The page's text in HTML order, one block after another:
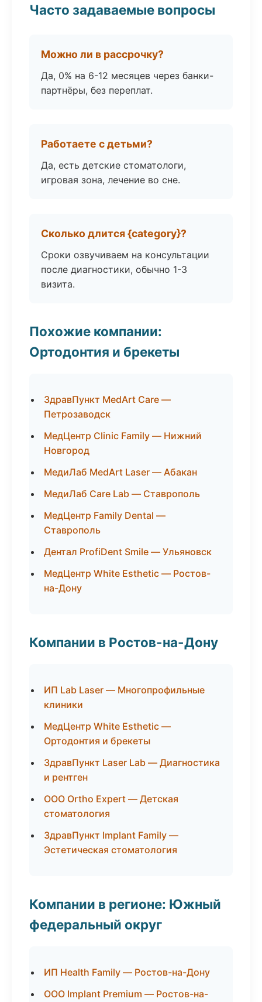
Часто задаваемые вопросы
Можно ли в рассрочку?
Да, 0% на 6-12 месяцев через банки-
партнёры, без переплат.
Работаете с детьми?
Да, есть детские стоматологи,
игровая зона, лечение во сне.
Сколько длится {category}?
Сроки озвучиваем на консультации
после диагностики, обычно 1-3
визита.
Похожие компании:
Ортодонтия и брекеты
ЗдравПункт MedArt Care —
Петрозаводск
МедЦентр Clinic Family — Нижний
Новгород
МедиЛаб MedArt Laser — Абакан
МедиЛаб Care Lab — Ставрополь
МедЦентр Family Dental —
Ставрополь
Дентал ProfiDent Smile — Ульяновск
МедЦентр White Esthetic — Ростов-
на-Дону
Компании в Ростов-на-Дону
ИП Lab Laser — Многопрофильные
клиники
МедЦентр White Esthetic —
Ортодонтия и брекеты
ЗдравПункт Laser Lab — Диагностика
и рентген
ООО Ortho Expert — Детская
стоматология
ЗдравПункт Implant Family —
Эстетическая стоматология
Компании в регионе: Южный
федеральный округ
ИП Health Family — Ростов-на-Дону
ООО Implant Premium — Ростов-на-